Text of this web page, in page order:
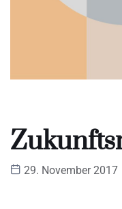
29. November 2017